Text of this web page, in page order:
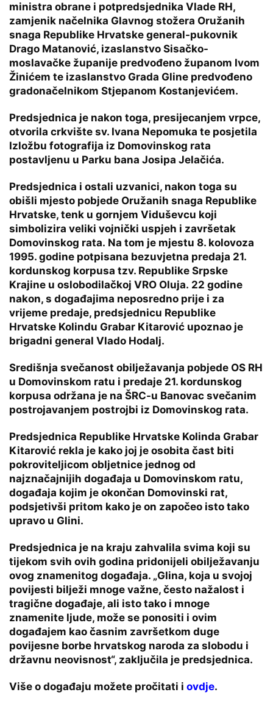
ministra obrane i potpredsjednika Vlade RH,
zamjenik načelnika Glavnog stožera Oružanih
snaga Republike Hrvatske general-pukovnik
Drago Matanović, izaslanstvo Sisačko-
moslavačke županije predvođeno županom Ivom
Žinićem te izaslanstvo Grada Gline predvođeno
gradonačelnikom Stjepanom Kostanjevićem.
Predsjednica je nakon toga, presijecanjem vrpce,
otvorila crkvište sv. Ivana Nepomuka te posjetila
Izložbu fotografija iz Domovinskog rata
postavljenu u Parku bana Josipa Jelačića.
Predsjednica i ostali uzvanici, nakon toga su
obišli mjesto pobjede Oružanih snaga Republike
Hrvatske, tenk u gornjem Viduševcu koji
simbolizira veliki vojnički uspjeh i završetak
Domovinskog rata. Na tom je mjestu 8. kolovoza
1995. godine potpisana bezuvjetna predaja 21.
kordunskog korpusa tzv. Republike Srpske
Krajine u oslobodilačkoj VRO Oluja. 22 godine
nakon, s događajima neposredno prije i za
vrijeme predaje, predsjednicu Republike
Hrvatske Kolindu Grabar Kitarović upoznao je
brigadni general Vlado Hodalj.
Središnja svečanost obilježavanja pobjede OS RH
u Domovinskom ratu i predaje 21. kordunskog
korpusa održana je na ŠRC-u Banovac svečanim
postrojavanjem postrojbi iz Domovinskog rata.
Predsjednica Republike Hrvatske Kolinda Grabar
Kitarović rekla je kako joj je osobita čast biti
pokroviteljicom obljetnice jednog od
najznačajnijih događaja u Domovinskom ratu,
događaja kojim je okončan Domovinski rat,
podsjetivši pritom kako je on započeo isto tako
upravo u Glini.
Predsjednica je na kraju zahvalila svima koji su
tijekom svih ovih godina pridonijeli obilježavanju
ovog znamenitog događaja. „Glina, koja u svojoj
povijesti bilježi mnoge važne, često nažalost i
tragične događaje, ali isto tako i mnoge
znamenite ljude, može se ponositi i ovim
događajem kao časnim završetkom duge
povijesne borbe hrvatskog naroda za slobodu i
državnu neovisnost“, zaključila je predsjednica.
Više o događaju možete pročitati i ovdje.